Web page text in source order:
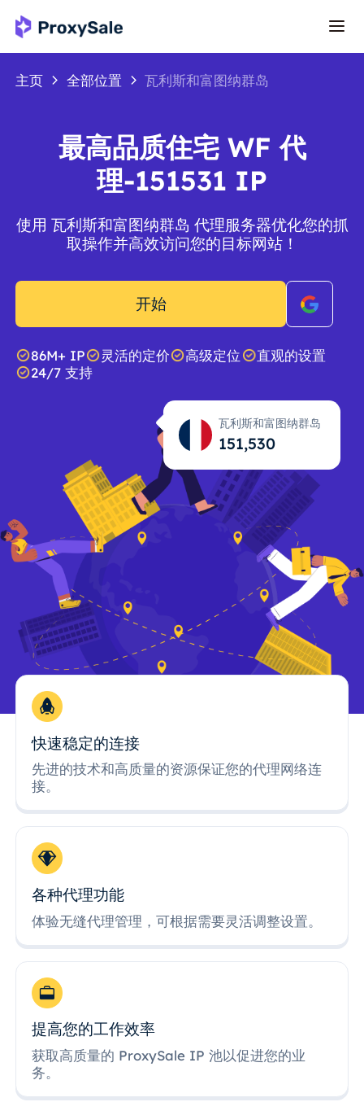
主页 全部位置 瓦利斯和富图纳群岛
最高品质住宅 WF 代
理-151531 IP
使用 瓦利斯和富图纳群岛 代理服务器优化您的抓
取操作并高效访问您的目标网站！
开始
86M+ IP 灵活的定价 高级定位
直观的设置
24/7 支持
瓦利斯和富图纳群岛
151,531
快速稳定的连接
先进的技术和高质量的资源保证您的代理网络连
接。
各种代理功能
体验无缝代理管理，可根据需要灵活调整设置。
提高您的工作效率
获取高质量的 ProxySale IP 池以促进您的业
务。